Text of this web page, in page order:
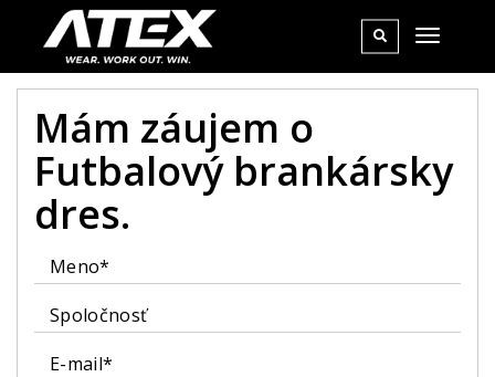
Mám záujem o
Futbalový brankársky
dres.
Meno*
Spoločnosť
E-mail*